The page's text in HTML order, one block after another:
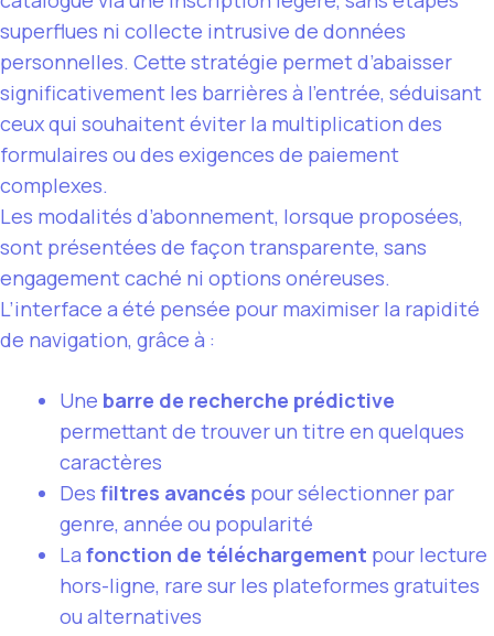
superflues ni collecte intrusive de données
personnelles. Cette stratégie permet d’abaisser
significativement les barrières à l’entrée, séduisant
ceux qui souhaitent éviter la multiplication des
formulaires ou des exigences de paiement
complexes.
Les modalités d’abonnement, lorsque proposées,
sont présentées de façon transparente, sans
engagement caché ni options onéreuses.
L’interface a été pensée pour maximiser la rapidité
de navigation, grâce à :
Une barre de recherche prédictive
permettant de trouver un titre en quelques
caractères
Des filtres avancés pour sélectionner par
genre, année ou popularité
La fonction de téléchargement pour lecture
hors-ligne, rare sur les plateformes gratuites
ou alternatives